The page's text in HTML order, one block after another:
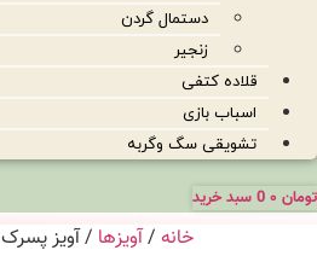
دستمال گردن
زنجیر
قلاده کتفی
اسباب بازی
تشویقی سگ وگربه
تومان 0 سبد خرید
خانه /آویزها / آویز پسرک